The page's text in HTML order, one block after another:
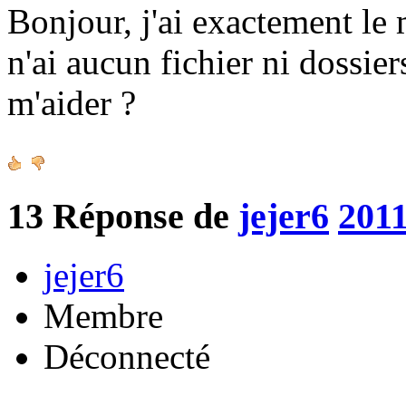
Bonjour, j'ai exactement le
n'ai aucun fichier ni
m'aider ?
13 Réponse de jejer6
jejer6
Membre
Déconnecté